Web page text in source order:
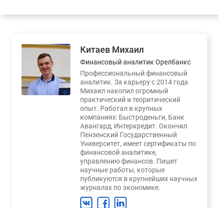
Китаев Михаил
Финансовый аналитик Орелбанкс
Профессиональный финансовый
аналитик. За карьеру с 2014 года
Михаил накопил огромный
практический и теоритический
опыт. Работал в крупных
компаниях: Быстроденьги, Банк
Авангард, Интеркредит. Окончил
Пензенский Государственный
Университет, имеет сертификаты по
финансовой аналитике,
управлению финансов. Пишет
научные работы, которые
публикуются в крупнейших научных
журналах по экономике.